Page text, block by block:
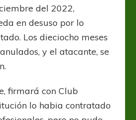
del 2022,
en desuso por lo
Los dieciocho meses
y el atacante, se
firmará con Club
lo habia contratado